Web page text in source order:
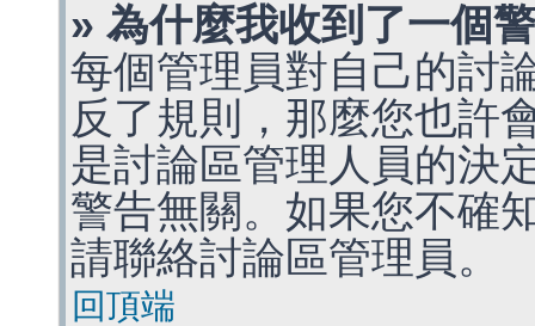
» 為什麼我收到了一個
每個管理員對自己的討
反了規則，那麼您也許
是討論區管理人員的決
警告無關。如果您不確
請聯絡討論區管理員。
回頂端